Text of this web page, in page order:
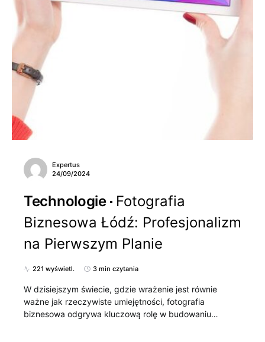
Expertus
24/09/2024
Technologie
Fotografia
Biznesowa Łódź: Profesjonalizm
na Pierwszym Planie
221 wyświetl. 3 min czytania
W dzisiejszym świecie, gdzie wrażenie jest równie
ważne jak rzeczywiste umiejętności, fotografia
biznesowa odgrywa kluczową rolę w budowaniu…